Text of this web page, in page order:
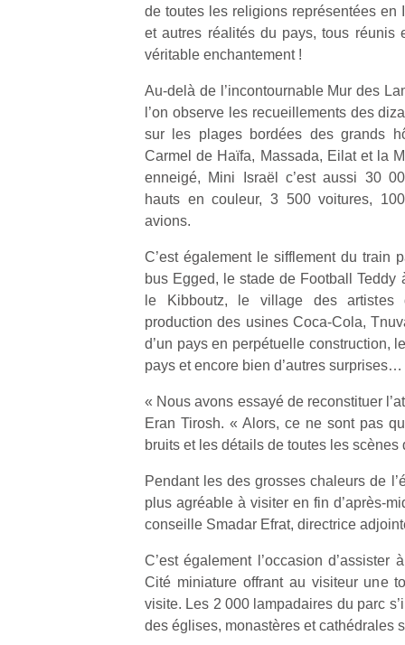
de toutes les religions représentées en
et autres réalités du pays, tous réunis
véritable enchantement !
Au-delà de l’incontournable Mur des
l’on observe les recueillements des
sur les plages bordées des grands
Carmel de Haïfa, Massada, Eilat et la
enneigé, Mini Israël c’est aussi 30
hauts en couleur, 3 500 voitures,
avions.
C’est également le sifflement du train
bus Egged, le stade de Football Teddy
le Kibboutz, le village des
production des usines Coca-Cola,
d’un pays en perpétuelle construction,
pays et encore bien d’autres surprises…
« Nous avons essayé de reconstituer
Eran Tirosh. « Alors, ce ne sont pas
bruits et les détails de toutes les scènes
Pendant les des grosses chaleurs de
plus agréable à visiter en fin d’après-
conseille Smadar Efrat, directrice
C’est également l’occasion d’assister
Cité miniature offrant au visiteur une
visite. Les 2 000 lampadaires du parc
des églises, monastères et cathédrales